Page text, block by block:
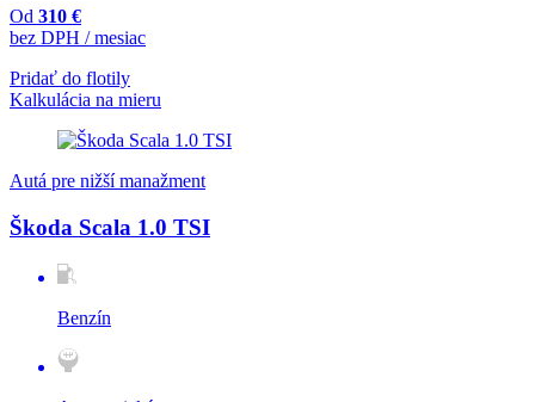
Od 310 €
bez DPH / mesiac
Pridať do flotily
Kalkulácia na mieru
Autá pre nižší manažment
Škoda Scala 1.0 TSI
Benzín